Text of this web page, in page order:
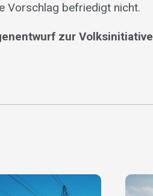
Vorschlag befriedigt nicht.
zur Volksinitiative